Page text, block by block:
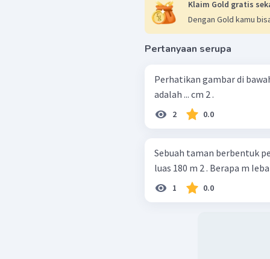
Klaim Gold gratis
Dengan Gold kamu
Pertanyaan serupa
Perhatikan gambar di bawah ini! Luas persegi panjang
adalah ... cm 2 .
2 0.0
Sebuah taman berbentuk
luas 180 m 2 . Berapa m
1 0.0